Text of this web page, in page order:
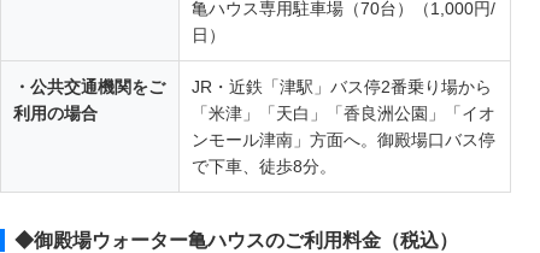
亀ハウス専用駐車場（70台）（1,000円/
日）
・公共交通機関をご
利用の場合
JR・近鉄「津駅」バス停2番乗り場から
「米津」「天白」「香良洲公園」「イオ
ンモール津南」方面へ。御殿場口バス停
で下車、徒歩8分。
◆御殿場ウォーター亀ハウスのご利用料金（税込）